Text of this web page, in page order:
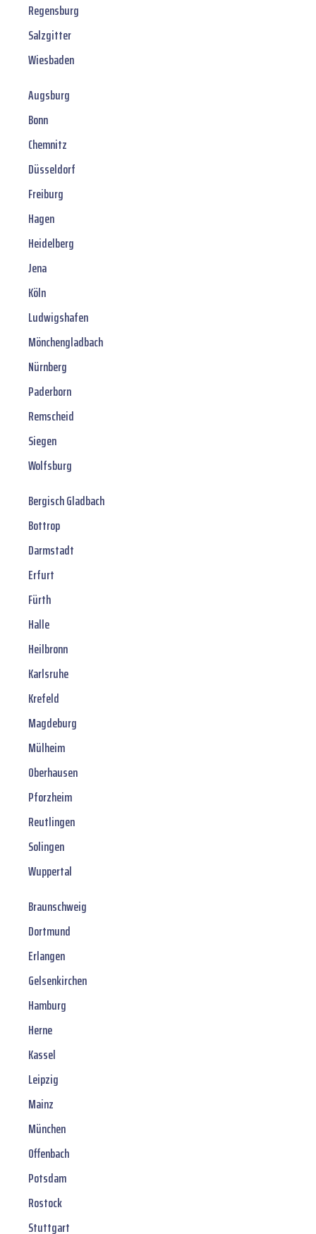
Regensburg
Salzgitter
Wiesbaden
Augsburg
Bonn
Chemnitz
Düsseldorf
Freiburg
Hagen
Heidelberg
Jena
Köln
Ludwigshafen
Mönchengladbach
Nürnberg
Paderborn
Remscheid
Siegen
Wolfsburg
Bergisch Gladbach
Bottrop
Darmstadt
Erfurt
Fürth
Halle
Heilbronn
Karlsruhe
Krefeld
Magdeburg
Mülheim
Oberhausen
Pforzheim
Reutlingen
Solingen
Wuppertal
Braunschweig
Dortmund
Erlangen
Gelsenkirchen
Hamburg
Herne
Kassel
Leipzig
Mainz
München
Offenbach
Potsdam
Rostock
Stuttgart